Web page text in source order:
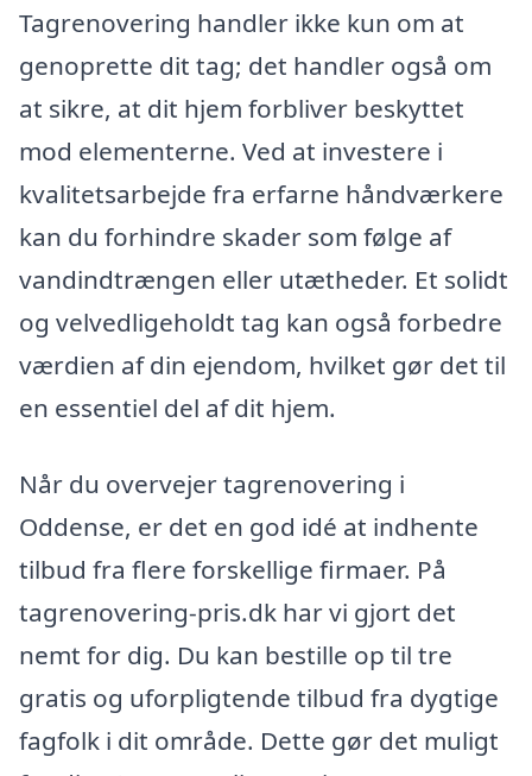
Tagrenovering handler ikke kun om at
genoprette dit tag; det handler også om
at sikre, at dit hjem forbliver beskyttet
mod elementerne. Ved at investere i
kvalitetsarbejde fra erfarne håndværkere
kan du forhindre skader som følge af
vandindtrængen eller utætheder. Et solidt
og velvedligeholdt tag kan også forbedre
værdien af din ejendom, hvilket gør det til
en essentiel del af dit hjem.
Når du overvejer tagrenovering i
Oddense, er det en god idé at indhente
tilbud fra flere forskellige firmaer. På
tagrenovering-pris.dk har vi gjort det
nemt for dig. Du kan bestille op til tre
gratis og uforpligtende tilbud fra dygtige
fagfolk i dit område. Dette gør det muligt